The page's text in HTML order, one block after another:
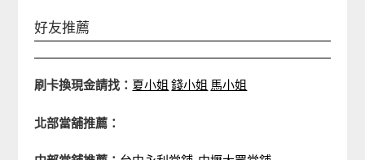
好友推薦
刷卡換現金請找： 夏小姐 錢小姐 馬小姐
北部當舖推薦：